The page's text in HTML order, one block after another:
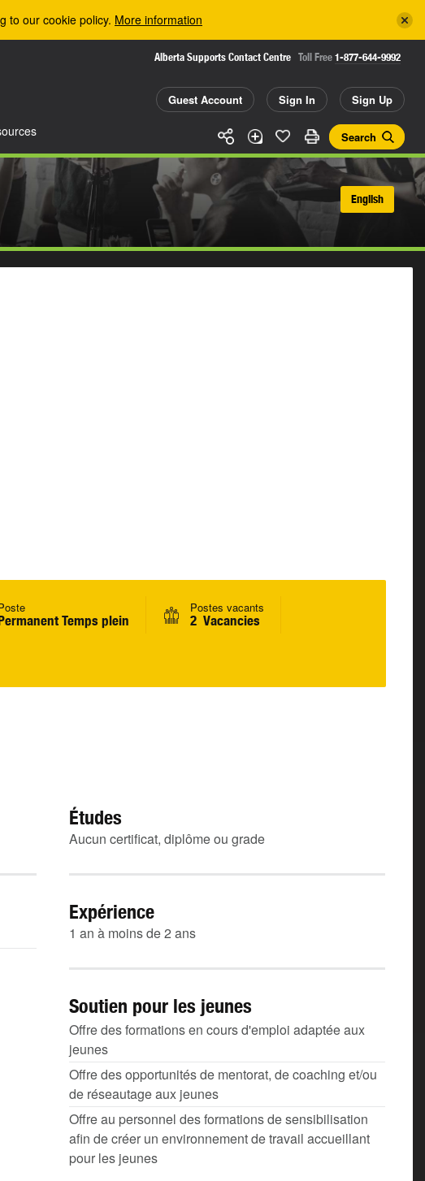
to our cookie policy. More information
Alberta Supports Contact Centre Toll Free 1-877-644-9992
Guest Account Sign In Sign Up
Search
English
Temps plein
Postes vacants
2 Vacancies
Études
Aucun certificat, diplôme ou grade
Expérience
1 an à moins de 2 ans
Soutien pour les jeunes
Offre des formations en cours d'emploi adaptée aux
jeunes
Offre des opportunités de mentorat, de coaching et/ou
de réseautage aux jeunes
Offre au personnel des formations de sensibilisation
afin de créer un environnement de travail accueillant
pour les jeunes